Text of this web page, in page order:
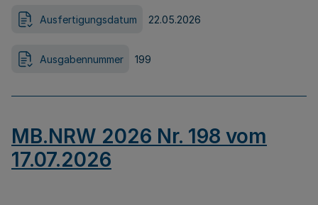
Ausfertigungsdatum 22.05.2026
Ausgabennummer 199
MB.NRW 2026 Nr. 198 vom
17.07.2026